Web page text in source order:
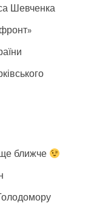
Шевченка
ближче